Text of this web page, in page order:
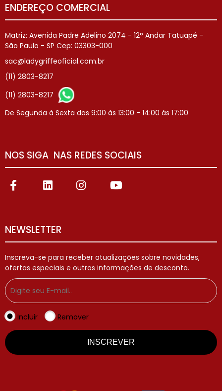
ENDEREÇO COMERCIAL
Matriz: Avenida Padre Adelino 2074 - 12° Andar Tatuapé -
São Paulo - SP Cep: 03303-000
sac@ladygriffeoficial.com.br
(11) 2803-8217
(11) 2803-8217
De Segunda à Sexta das 9:00 às 13:00 - 14:00 ás 17:00
NOS SIGA NAS REDES SOCIAIS
NEWSLETTER
Inscreva-se para receber atualizações sobre novidades,
ofertas especiais e outras informações de desconto.
Incluir Remover
INSCREVER